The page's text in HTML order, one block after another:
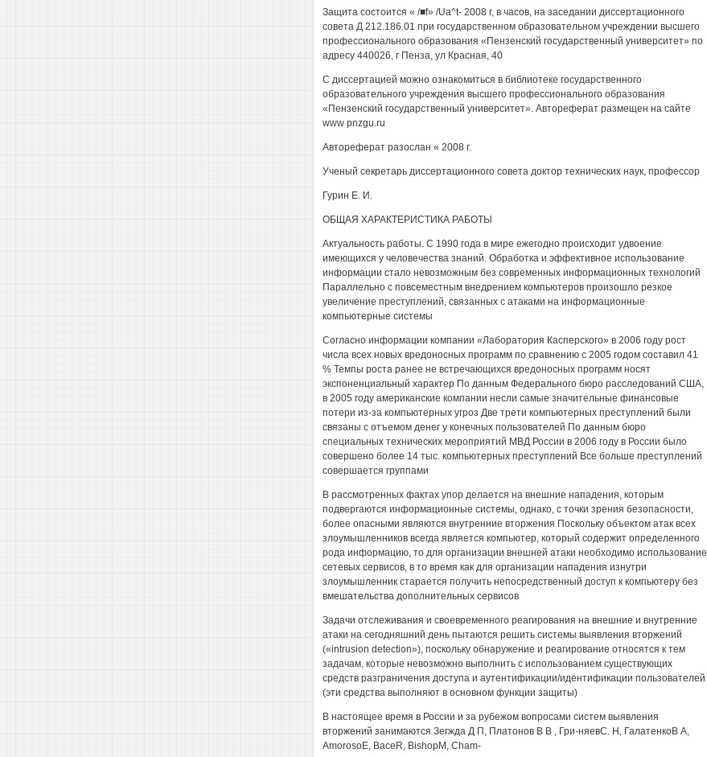
Защита состоится « /■f» /Ua^t- 2008 г, в часов, на заседании диссертационного
совета Д 212.186.01 при государственном образовательном учреждении высшего
профессионального образования «Пензенский государственный университет» по
адресу 440026, г Пенза, ул Красная, 40
С диссертацией можно ознакомиться в библиотеке государственного
образовательного учреждения высшего профессионального образования
«Пензенский государственный университет». Автореферат размещен на сайте
www pnzgu.ru
Автореферат разослан « 2008 г.
Ученый секретарь диссертационного совета доктор технических наук, профессор
Гурин Е. И.
ОБЩАЯ ХАРАКТЕРИСТИКА РАБОТЫ
Актуальность работы. С 1990 года в мире ежегодно происходит удвоение
имеющихся у человечества знаний. Обработка и эффективное использование
информации стало невозможным без современных информационных технологий
Параллельно с повсеместным внедрением компьютеров произошло резкое
увеличение преступлений, связанных с атаками на информационные
компьютерные системы
Согласно информации компании «Лаборатория Касперского» в 2006 году рост
числа всех новых вредоносных программ по сравнению с 2005 годом составил 41
% Темпы роста ранее не встречающихся вредоносных программ носят
экспоненциальный характер По данным Федерального бюро расследований США,
в 2005 году американские компании несли самые значительные финансовые
потери из-за компьютерных угроз Две трети компьютерных преступлений были
связаны с отъемом денег у конечных пользователей По данным бюро
специальных технических мероприятий МВД России в 2006 году в России было
совершено более 14 тыс. компьютерных преступлений Все больше преступлений
совершается группами
В рассмотренных фактах упор делается на внешние нападения, которым
подвергаются информационные системы, однако, с точки зрения безопасности,
более опасными являются внутренние вторжения Поскольку объектом атак всех
злоумышленников всегда является компьютер, который содержит определенного
рода информацию, то для организации внешней атаки необходимо использование
сетевых сервисов, в то время как для организации нападения изнутри
злоумышленник старается получить непосредственный доступ к компьютеру без
вмешательства дополнительных сервисов
Задачи отслеживания и своевременного реагирования на внешние и внутренние
атаки на сегодняшний день пытаются решить системы выявления вторжений
(«intrusion detection»), поскольку обнаружение и реагирование относятся к тем
задачам, которые невозможно выполнить с использованием существующих
средств разграничения доступа и аутентификации/идентификации пользователей
(эти средства выполняют в основном функции защиты)
В настоящее время в России и за рубежом вопросами систем выявления
вторжений занимаются Зегжда Д П, Платонов В В , Гри-няевС. Н, ГалатенкоВ A,
AmorosoЕ, BaceR, BishopМ, Cham-